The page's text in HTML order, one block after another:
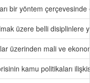
bir yöntem
üzere belli disiplinlere
üzerinden mali ve
kamu politikaları